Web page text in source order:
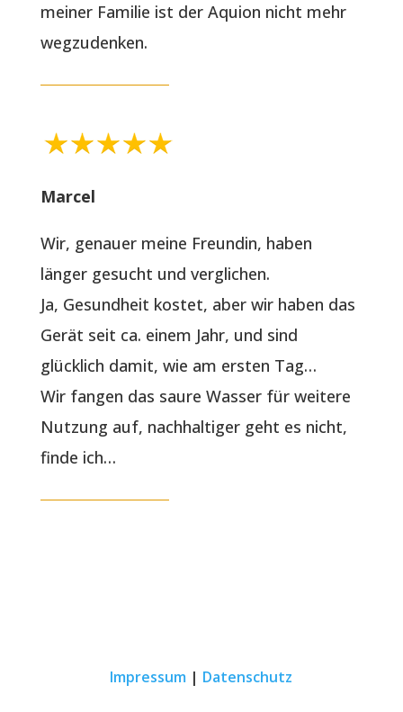
meiner Familie ist der Aquion nicht mehr
wegzudenken.
Marcel
Wir, genauer meine Freundin, haben
länger gesucht und verglichen.
Ja, Gesundheit kostet, aber wir haben das
Gerät seit ca. einem Jahr, und sind
glücklich damit, wie am ersten Tag…
Wir fangen das saure Wasser für weitere
Nutzung auf, nachhaltiger geht es nicht,
finde ich…
Impressum | Datenschutz